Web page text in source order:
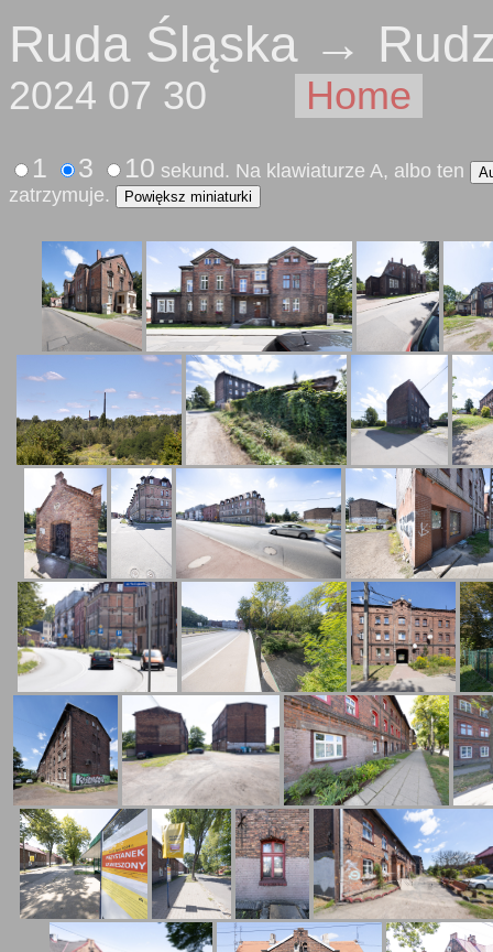
Ruda Śląska →
2024 07 30 Home
1 3 10 sekund. Na klawiaturze A, albo ten
zatrzymuje. Powiększ miniaturki